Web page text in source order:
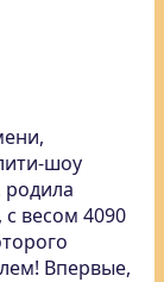
шоу
родила
весом 4090
Впервые,